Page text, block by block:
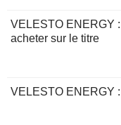
VELESTO ENERGY
acheter sur le titre
VELESTO ENERGY